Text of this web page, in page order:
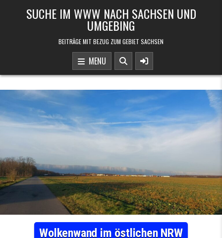
SUCHE IM WWW NACH SACHSEN UND
UMGEBING
BEITRÄGE MIT BEZUG ZUM GEBIET SACHSEN
MENU
Wolkenwand im östlichen NRW